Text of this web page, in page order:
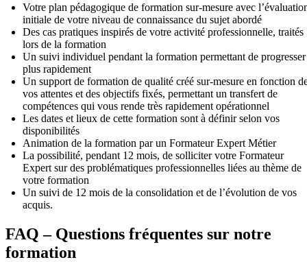
Votre plan pédagogique de formation sur-mesure avec
initiale de votre niveau de connaissance du sujet abordé
Des cas pratiques inspirés de votre activité professionnelle, traités
lors de la formation
Un suivi individuel pendant la formation permettant de progresser
plus rapidement
Un support de formation de qualité créé sur-mesure en fonction
vos attentes et des objectifs fixés, permettant un transfert de
compétences qui vous rende très rapidement opérationnel
Les dates et lieux de cette formation sont à définir selon vos
disponibilités
Animation de la formation par un Formateur Expert Métier
La possibilité, pendant 12 mois, de solliciter votre Formateur
Expert sur des problématiques professionnelles liées au thème de
votre formation
Un suivi de 12 mois de la consolidation et de l’évolution de vos
acquis.
FAQ – Questions fréquentes sur notre
formation